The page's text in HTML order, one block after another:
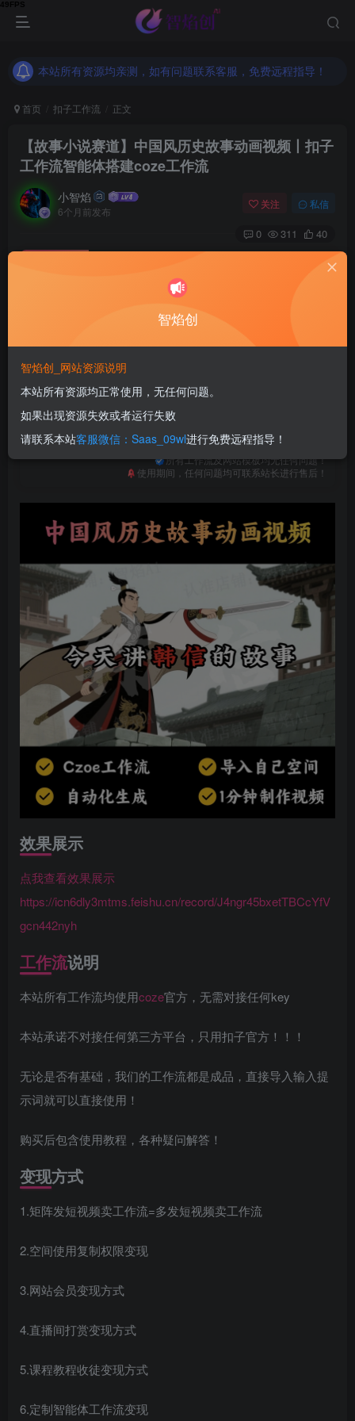
本站所有资源均亲测，如有问题联系客服，免费远程指导！
本站所有资源均亲测，如有问题联系客服，免费远程指导！
首页 扣子工作流 正文
【故事小说赛道】中国风历史故事动画视频丨扣子
工作流智能体搭建coze工作流
小智焰
6个月前发布
关注 私信
0 311 40
此内容为付费资源，请付费后查看
9.9
普通合伙人免费
立即购买
您当前未登录！建议登陆后购买，可保存购买订单
一次购买，永久包更新！
购买会员，可免费下载全站资源！
所有工作流及网站模板均无任何问题！
使用期间，任何问题均可联系站长进行售后！
效果展示
点我查看效果展示
https://icn6dly3mtms.feishu.cn/record/J4ngr45bxetTBCcYfV
gcn442nyh
工作流说明
本站所有工作流均使用coze官方，无需对接任何key
本站承诺不对接任何第三方平台，只用扣子官方！！！
无论是否有基础，我们的工作流都是成品，直接导入输入提
示词就可以直接使用！
购买后包含使用教程，各种疑问解答！
变现方式
1.矩阵发短视频卖工作流=多发短视频卖工作流
2.空间使用复制权限变现
3.网站会员变现方式
4.直播间打赏变现方式
5.课程教程收徒变现方式
6.定制智能体工作流变现
智焰创
智焰创_网站资源说明
本站所有资源均正常使用，无任何问题。
如果出现资源失效或者运行失败
请联系本站客服微信：Saas_09wl进行免费远程指导！